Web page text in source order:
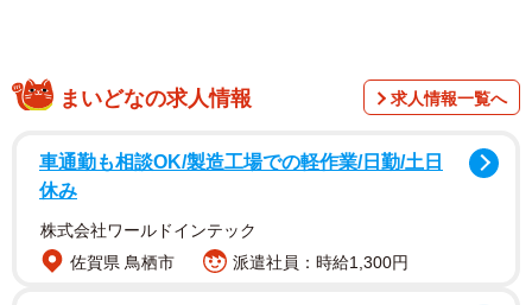
まいどなの求人情報 求人情報一覧へ
車通勤も相談OK/製造工場での軽作業/日勤/土日
休み
株式会社ワールドインテック
佐賀県 鳥栖市
派遣社員：時給1,300円